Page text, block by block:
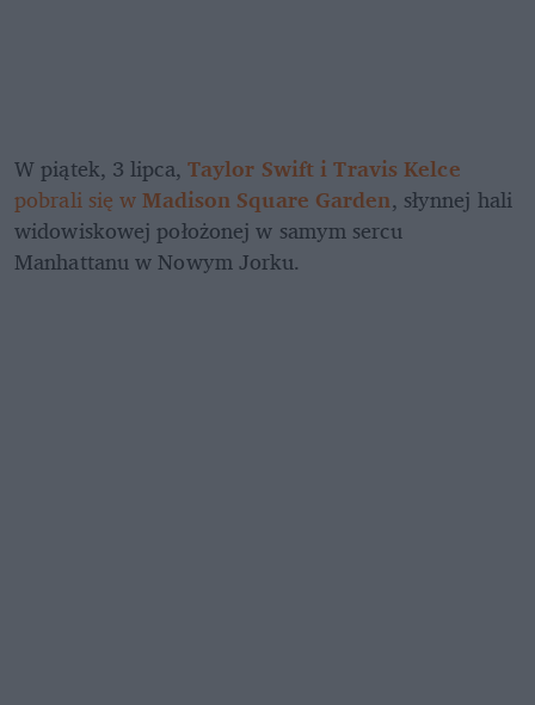
W piątek, 3 lipca, Taylor Swift i Travis Kelce
pobrali się w Madison Square Garden, słynnej hali
widowiskowej położonej w samym sercu
Manhattanu w Nowym Jorku.